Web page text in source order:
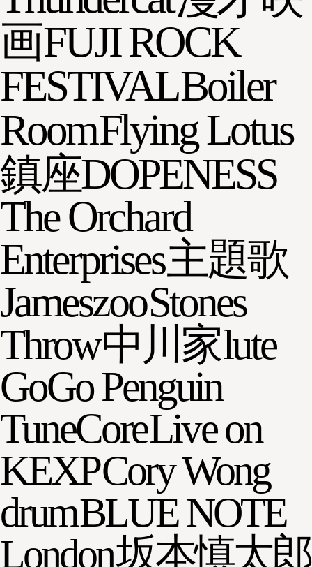
画FUJI ROCK
FESTIVALBoiler
RoomFlying Lotus
鎮座DOPENESS
The Orchard
Enterprises主題歌
JameszooStones
Throw中川家lute
GoGo Penguin
TuneCoreLive on
KEXPCory Wong
drumBLUE NOTE
London坂本慎太郎